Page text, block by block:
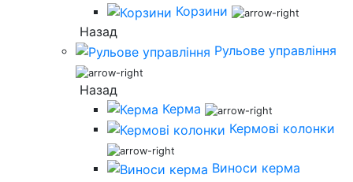
Корзини
Назад
Рульове управління
Назад
Керма
Кермові колонки
Виноси керма